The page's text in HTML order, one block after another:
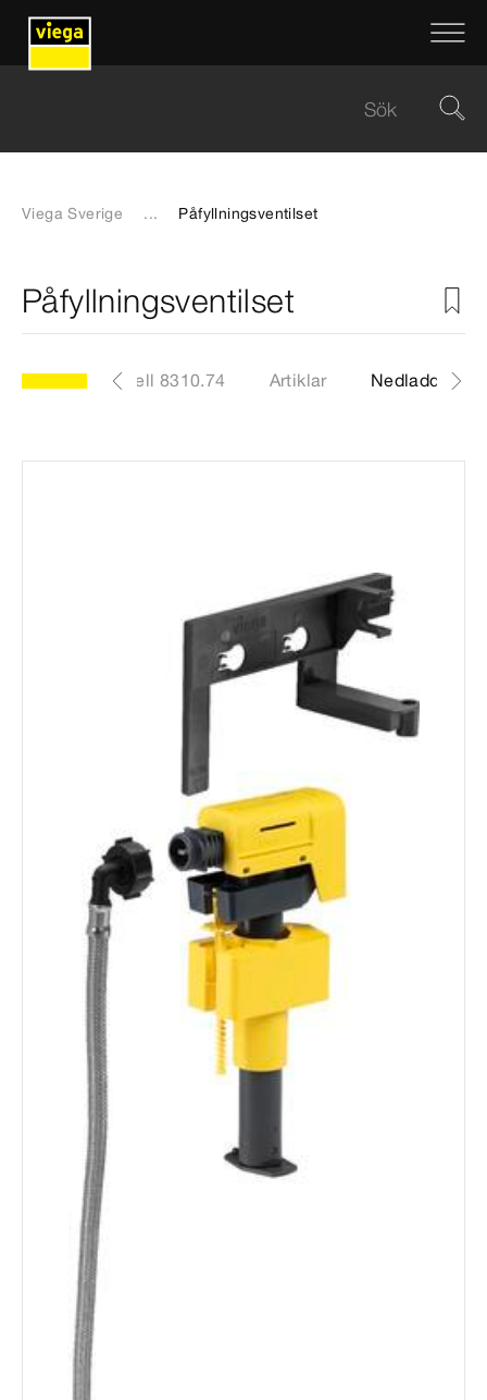
Viega Sverige ... Påfyllningsventilset
Påfyllningsventilset
Modell 8310.74 Artiklar